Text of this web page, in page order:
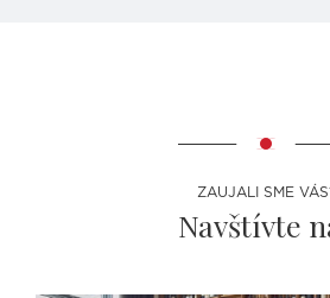
ZAUJALI SME
Navštívte